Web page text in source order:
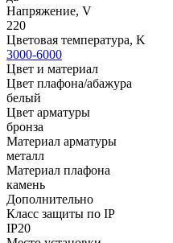
Напряжение, V
220
Цветовая температура, K
3000-6000
Цвет и материал
Цвет плафона/абажура
белый
Цвет арматуры
бронза
Материал арматуры
металл
Материал плафона
камень
Дополнительно
Класс защиты по IP
IP20